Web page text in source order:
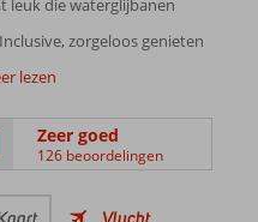
leuk die waterglijbanen
zorgeloos genieten
lezen
Zeer goed
126 beoordelingen